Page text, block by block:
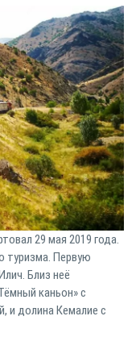
29 мая 2019 года.
туризма. Первую
Близ неё
каньон» с
и долина Кемалие с